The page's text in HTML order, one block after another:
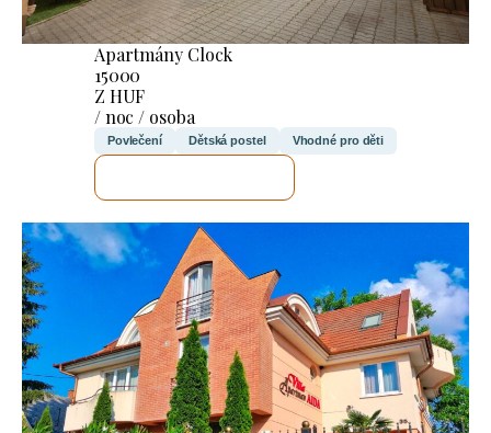
Apartmány Clock
15000
Z HUF
/ noc / osoba
Povlečení Dětská postel Vhodné pro děti